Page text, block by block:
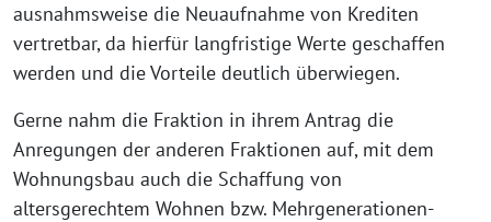
ausnahmsweise die Neuaufnahme von Krediten
vertretbar, da hierfür langfristige Werte geschaffen
werden und die Vorteile deutlich überwiegen.
Gerne nahm die Fraktion in ihrem Antrag die
Anregungen der anderen Fraktionen auf, mit dem
Wohnungsbau auch die Schaffung von
altersgerechtem Wohnen bzw. Mehrgenerationen-